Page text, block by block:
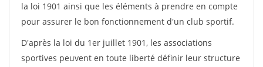
la loi 1901 ainsi que les éléments à prendre en compte
pour assurer le bon fonctionnement d'un club sportif.
D'après la loi du 1er juillet 1901, les associations
sportives peuvent en toute liberté définir leur structure